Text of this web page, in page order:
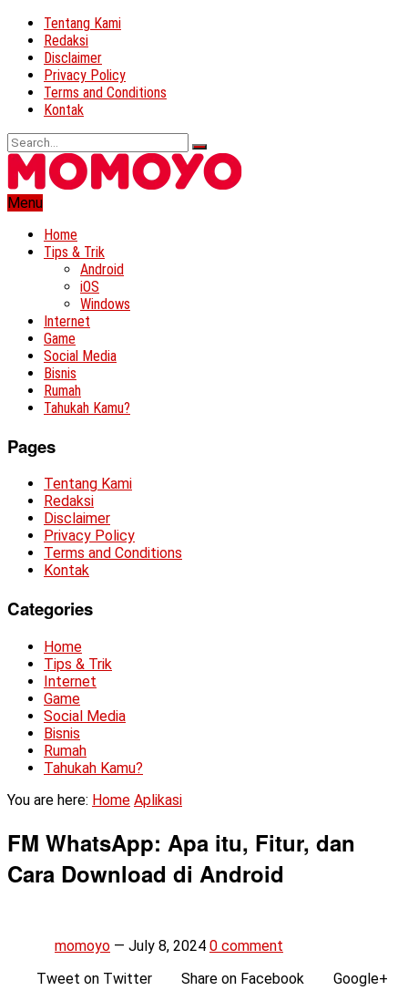
Tentang Kami
Redaksi
Disclaimer
Privacy Policy
Terms and Conditions
Kontak
Menu
Home
Tips & Trik
Android
iOS
Windows
Internet
Game
Social Media
Bisnis
Rumah
Tahukah Kamu?
Pages
Tentang Kami
Redaksi
Disclaimer
Privacy Policy
Terms and Conditions
Kontak
Categories
Home
Tips & Trik
Internet
Game
Social Media
Bisnis
Rumah
Tahukah Kamu?
You are here: Home Aplikasi
FM WhatsApp: Apa itu, Fitur, dan
Cara Download di Android
momoyo — July 8, 2024 0 comment
Tweet on Twitter
Share on Facebook
Google+